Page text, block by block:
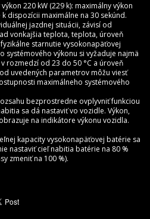
220 kW (229 k): maximálny výkon
dispozícii maximálne na 30 sekúnd.
jazdnej situácii, závisí od
vonkajšia teplota, teplota, úroveň
starnutie vysokonapäťovej
systémového výkonu si vyžaduje najmä
rozmedzí od 23 do 50 °C a úroveň
uvedených parametrov môžu viesť
maximálneho systémového
bezprostredne ovplyvniť funkciou
sa dá nastaviť vo vozidle. Výkon,
na indikátore výkonu vozidla.
kapacity vysokonapäťovej batérie sa
nastaviť cieľ nabitia batérie na 80 %
zmeniť na 100 %).